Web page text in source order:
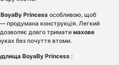
BoyaBy Princess особливою, щоб
продумана конструкція. Легкий
довго триматимахове
без почуття втоми.
BoyaBy Princess :